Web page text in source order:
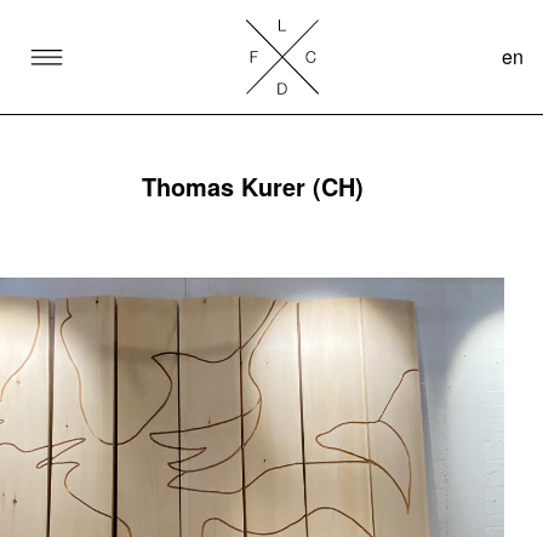
SKIP TO CONTENT
en
Thomas Kurer (CH)